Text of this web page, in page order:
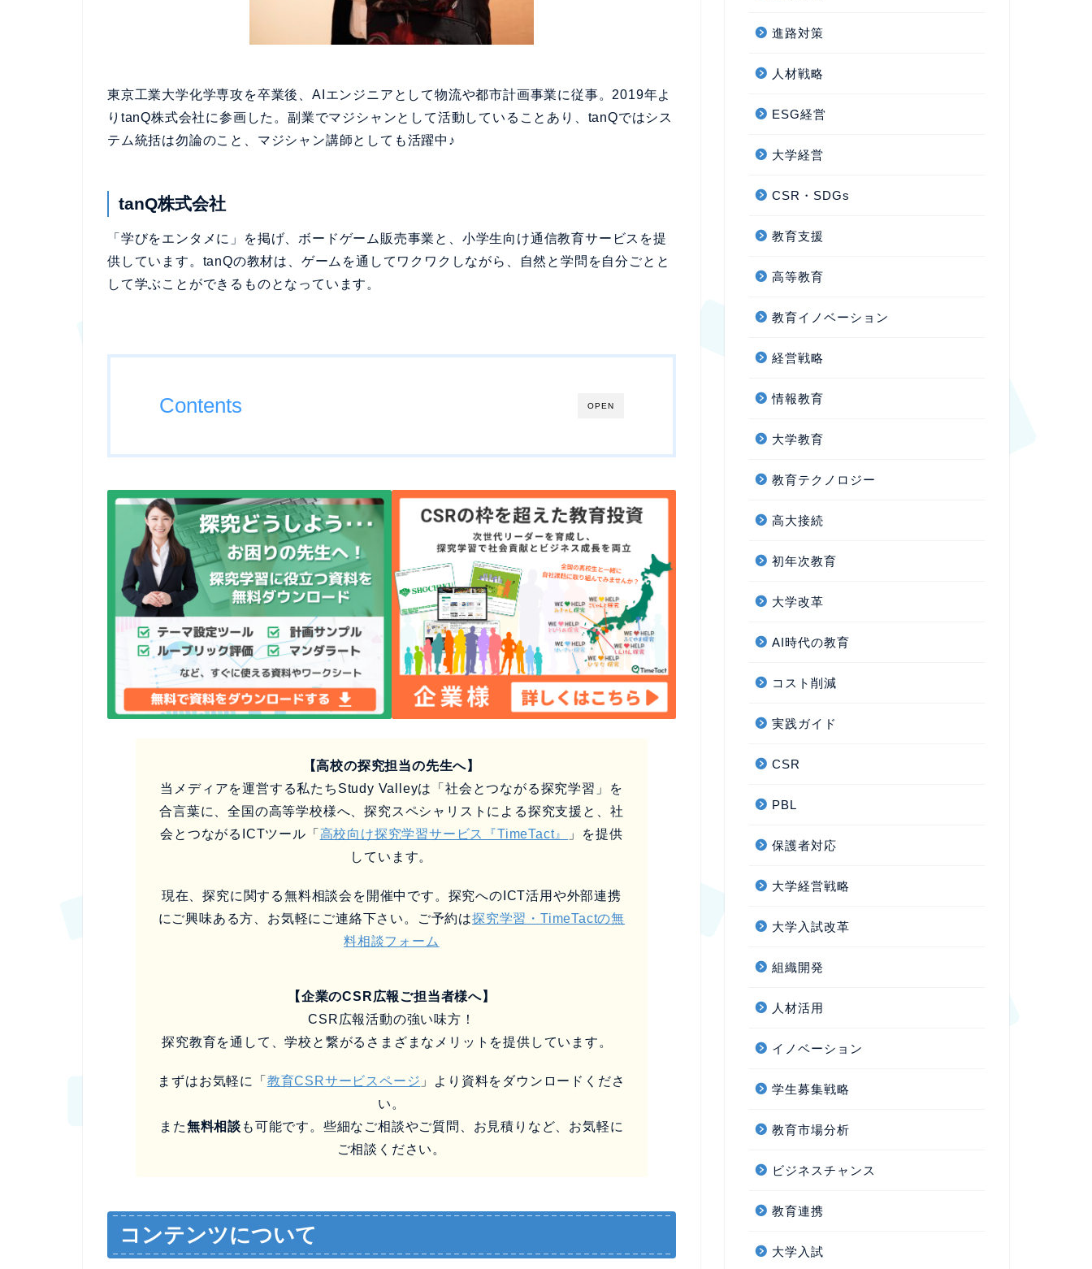
東京工業大学化学専攻を卒業後、AIエンジニアとして物流や都市計画事業に従事。2019年よ
りtanQ株式会社に参画した。副業でマジシャンとして活動していることあり、tanQではシス
テム統括は勿論のこと、マジシャン講師としても活躍中♪
tanQ株式会社
「学びをエンタメに」を掲げ、ボードゲーム販売事業と、小学生向け通信教育サービスを提
供しています。tanQの教材は、ゲームを通してワクワクしながら、自然と学問を自分ごとと
して学ぶことができるものとなっています。
OPEN
Contents
【高校の探究担当の先生へ】
当メディアを運営する私たちStudy Valleyは「社会とつながる探究学習」を
合言葉に、全国の高等学校様へ、探究スペシャリストによる探究支援と、社
会とつながるICTツール「 高校向け探究学習サービス『TimeTact』
」を提供
しています。
現在、探究に関する無料相談会を開催中です。探究へのICT活用や外部連携
にご興味ある方、お気軽にご連絡下さい。ご予約は探究学習・TimeTactの無
料相談フォーム
【企業のCSR広報ご担当者様へ】
CSR広報活動の強い味方！
探究教育を通して、学校と繋がるさまざまなメリットを提供しています。
まずはお気軽に「 教育CSRサービスページ 」より資料をダウンロードくださ
い。
また無料相談 も可能です。些細なご相談やご質問、お見積りなど、お気軽に
ご相談ください。
コンテンツについて
進路対策
人材戦略
ESG経営
大学経営
CSR・SDGs
教育支援
高等教育
教育イノベーション
経営戦略
情報教育
大学教育
教育テクノロジー
高大接続
初年次教育
大学改革
AI時代の教育
コスト削減
実践ガイド
CSR
PBL
保護者対応
大学経営戦略
大学入試改革
組織開発
人材活用
イノベーション
学生募集戦略
教育市場分析
ビジネスチャンス
教育連携
大学入試